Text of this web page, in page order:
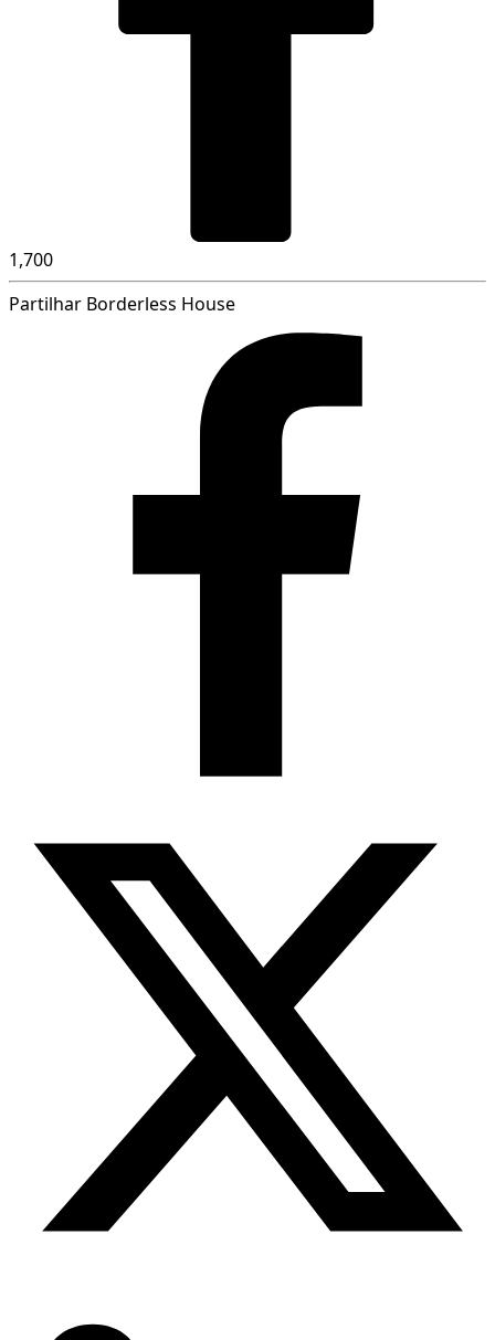
1,700
Partilhar Borderless House